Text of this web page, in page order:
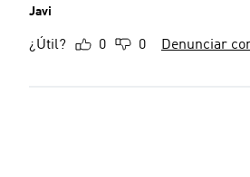
Javi
¿Útil? 0 0 Denunciar